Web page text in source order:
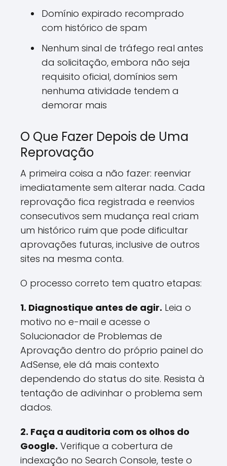
Domínio expirado recomprado
com histórico de spam
Nenhum sinal de tráfego real antes
da solicitação, embora não seja
requisito oficial, domínios sem
nenhuma atividade tendem a
demorar mais
O Que Fazer Depois de Uma
Reprovação
A primeira coisa a não fazer: reenviar
imediatamente sem alterar nada. Cada
reprovação fica registrada e reenvios
consecutivos sem mudança real criam
um histórico ruim que pode dificultar
aprovações futuras, inclusive de outros
sites na mesma conta.
O processo correto tem quatro etapas:
1. Diagnostique antes de agir. Leia o
motivo no e-mail e acesse o
Solucionador de Problemas de
Aprovação dentro do próprio painel do
AdSense, ele dá mais contexto
dependendo do status do site. Resista à
tentação de adivinhar o problema sem
dados.
2. Faça a auditoria com os olhos do
Google. Verifique a cobertura de
indexação no Search Console, teste o